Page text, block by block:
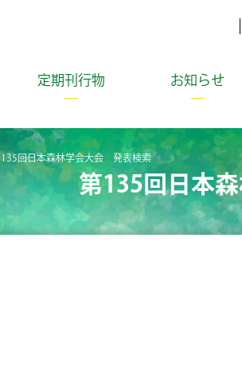
定期刊行物 お知らせ
回日本森林学会大会 発表検索
第135回日本